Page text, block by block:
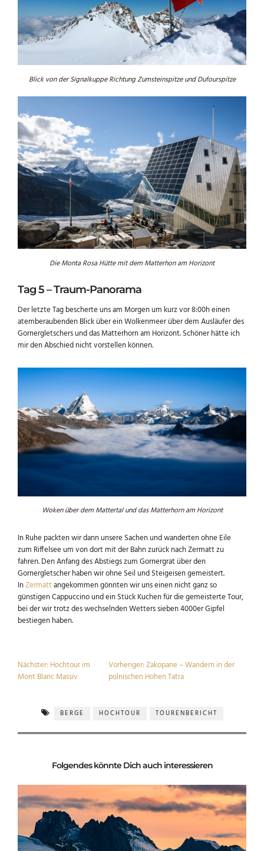
Blick von der Signalkuppe Richtung Zumsteinspitze und Dufourspitze
Die Monta Rosa Hütte mit dem Matterhon am Horizont
Tag 5 – Traum-Panorama
Der letzte Tag bescherte uns am Morgen um kurz vor 8:00h einen
atemberaubenden Blick über ein Wolkenmeer über dem Ausläufer des
Gornergletschers und das Matterhorn am Horizont. Schöner hätte ich
mir den Abschied nicht vorstellen können.
Woken über dem Mattertal und das Matterhorn am Horizont
In Ruhe packten wir dann unsere Sachen und wanderten ohne Eile
zum Riffelsee um von dort mit der Bahn zurück nach Zermatt zu
fahren. Den Anfang des Abstiegs zum Gornergrat über den
Gornergletscher haben wir ohne Seil und Steigeisen gemeistert.
InZermattangekommen gönnten wir uns einen nicht ganz so
günstigen Cappuccino und ein Stück Kuchen für die gemeisterte Tour,
bei der wir trotz des wechselnden Wetters sieben 4000er Gipfel
bestiegen haben.
Nächster: Hochtour im
Mont Blanc Massiv
Vorheriger: Zakopane – Wandern in der
polnischen Hohen Tatra
BERGE HOCHTOUR TOURENBERICHT
Folgendes könnte Dich auch interessieren